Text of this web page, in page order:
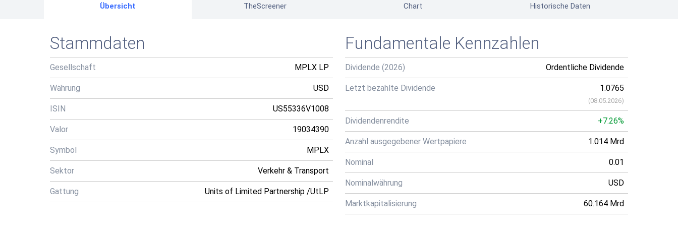
Übersicht TheScreener Chart Historische Daten
Stammdaten
Gesellschaft MPLX LP
Währung USD
ISIN US55336V1008
Valor 19034390
Symbol MPLX
Sektor Verkehr & Transport
Gattung Units of Limited Partnership /UtLP
Fundamentale Kennzahlen
Dividende (2026) Ordentliche Dividende
Letzt bezahlte Dividende 1.0765
(08.05.2026)
Dividendenrendite +7.26%
Anzahl ausgegebener Wertpapiere 1.014 Mrd
Nominal 0.01
Nominalwährung USD
Marktkapitalisierung 60.164 Mrd